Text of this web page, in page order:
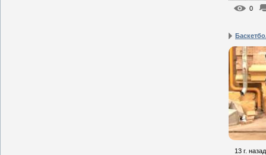
0
13 г. назад